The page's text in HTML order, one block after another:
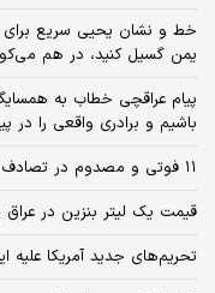
خط و نشان یحیی سریع برای
یمن گسیل کنید، در هم
پیام عراقچی خطاب به
باشیم و برادری واقعی را در
۱۱ فوتی و مصدوم در تصادف زنجیره‌ای در جاده سلماس - ارومیه + جزئیات
قیمت یک لیتر بنزین در عراق
تحریم‌های جدید آمریکا علیه